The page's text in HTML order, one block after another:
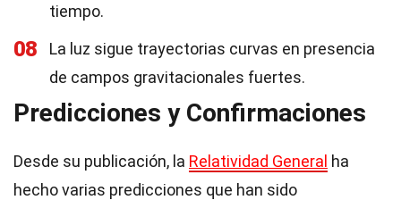
tiempo.
08
La luz sigue trayectorias curvas en presencia
de campos gravitacionales fuertes.
Predicciones y Confirmaciones
Desde su publicación, la Relatividad General ha
hecho varias predicciones que han sido